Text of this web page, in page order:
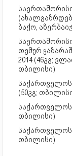
ბაქო,
საერთაშორისო
თემურ
2014 (46კგ;
თბილისი)
საქართველოს
(50კგ;
საქართველოს
თბილისი)
საქართველოს
თბილისი)